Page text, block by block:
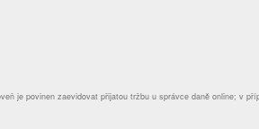
je povinen zaevidovat přijatou tržbu u správce daně online; v